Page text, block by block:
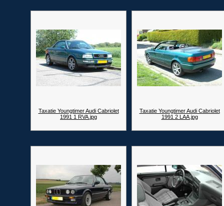
Taxatie Youngtimer Audi Cabriolet
1991 1 RVA.jpg
Taxatie Youngtimer Audi Cabriolet
1991 2 LAA.jpg